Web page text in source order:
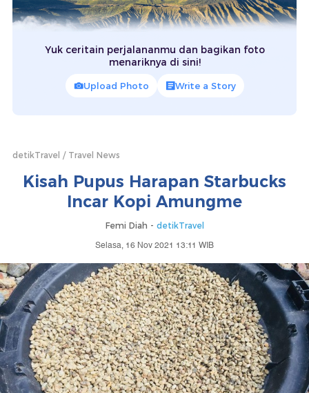
Yuk ceritain perjalananmu dan bagikan foto
menariknya di sini!
Upload Photo Write a Story
detikTravel Travel News
Kisah Pupus Harapan Starbucks
Incar Kopi Amungme
Femi Diah - detikTravel
Selasa, 16 Nov 2021 13:11 WIB